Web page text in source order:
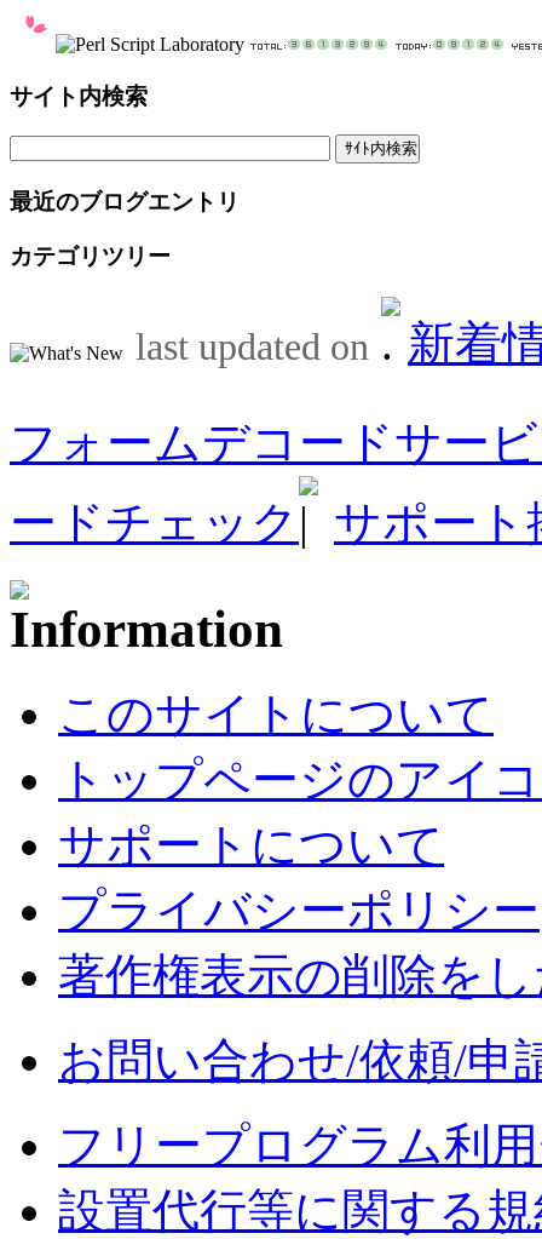
サイト内検索
最近のブログエントリ
カテゴリツリー
last updated on
新着
フォームデコードサー
ードチェック
サポート
このサイトについて
トップページのアイ
サポートについて
プライバシーポリシー
著作権表示の削除を
お問い合わせ/依頼/申
フリープログラム利
設置代行等に関する